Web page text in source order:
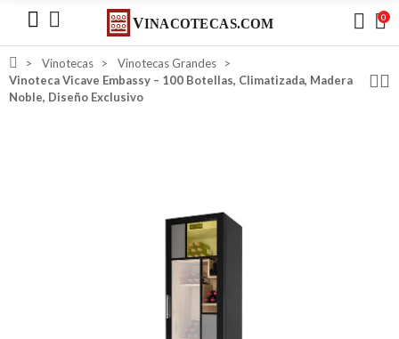
0
Vinotecas
Vinotecas Grandes
Vinoteca Vicave Embassy – 100 Botellas, Climatizada, Madera
Noble, Diseño Exclusivo